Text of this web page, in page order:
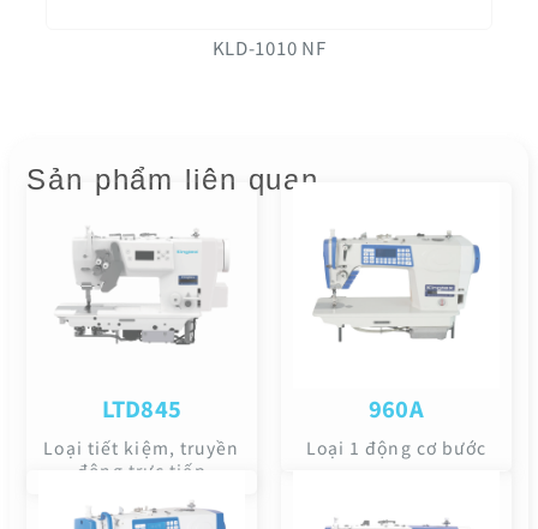
KLD-1010 NF
Sản phẩm liên quan
LTD845
Loại tiết kiệm, truyền
động trực tiếp
960A
Loại 1 động cơ bước